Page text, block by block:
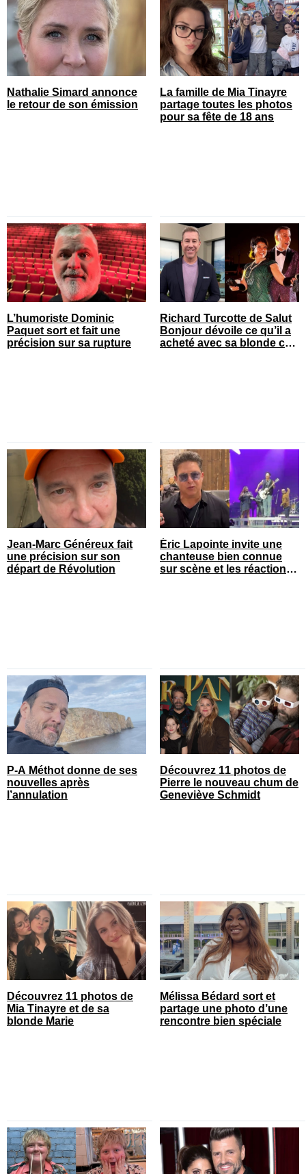
Nathalie Simard annonce
le retour de son émission
La famille de Mia Tinayre
partage toutes les photos
pour sa fête de 18 ans
L’humoriste Dominic
Paquet sort et fait une
précision sur sa rupture
Richard Turcotte de Salut
Bonjour dévoile ce qu’il a
acheté avec sa blonde cet
Jean-Marc Généreux fait
une précision sur son
départ de Révolution
Éric Lapointe invite une
chanteuse bien connue
sur scène et les réactions
P-A Méthot donne de ses
nouvelles après
l’annulation
Découvrez 11 photos de
Pierre le nouveau chum de
Geneviève Schmidt
Découvrez 11 photos de
Mia Tinayre et de sa
blonde Marie
Mélissa Bédard sort et
partage une photo d’une
rencontre bien spéciale